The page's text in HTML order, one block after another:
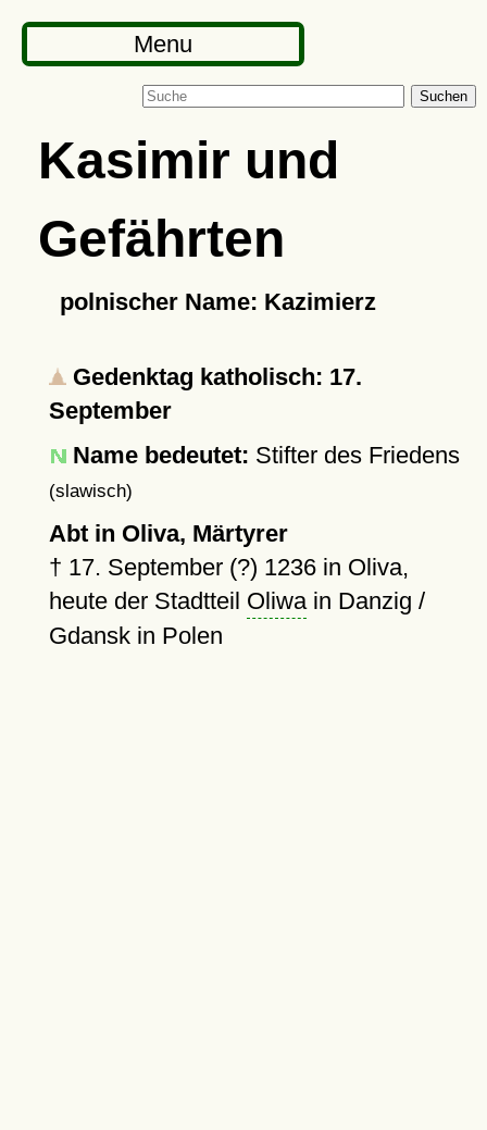
Menu
Suchen
Kasimir und
Gefährten
polnischer Name: Kazimierz
Gedenktag katholisch: 17.
September
Name bedeutet: Stifter des Friedens
(slawisch)
Abt in Oliva, Märtyrer
† 17. September (?) 1236in Oliva,
heute der Stadtteil Oliwain Danzig /
Gdansk in Polen